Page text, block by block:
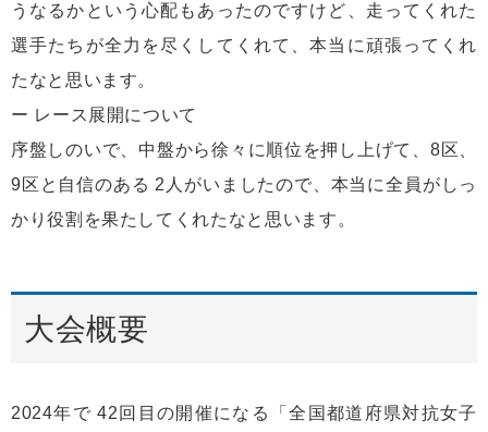
うなるかという心配もあったのですけど、走ってくれた
選手たちが全力を尽くしてくれて、本当に頑張ってくれ
たなと思います。
ー レース展開について
序盤しのいで、中盤から徐々に順位を押し上げて、8区、
9区と自信のある 2人がいましたので、本当に全員がしっ
かり役割を果たしてくれたなと思います。
大会概要
2024年で 42回目の開催になる「全国都道府県対抗女子